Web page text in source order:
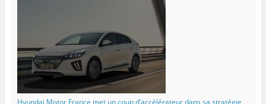
Hyundai Motor France met un coup d’accélérateur dans sa stratégie